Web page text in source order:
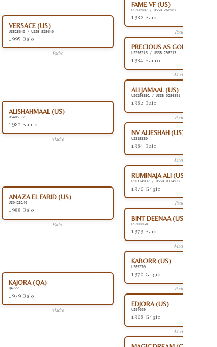
VERSACE (US)
US525640 / USSB 525640
1995 Baio
Padre
FAME VF (US)
US268987 / USSB 268987
1982 Baio
Padre
PRECIOUS AS GOLD (US)
US296213 / USSB 296213
1984 Sauro
Madre
ALISHAHMAAL (US)
US485172
1982 Sauro
Madre
ALI JAMAAL (US)
US0256891 / USSB 0256891
1982 Baio
Padre
NV ALIESHAH (US)
US315380
1984 Baio
Madre
ANAZA EL FARID (US)
US0423140
1988 Baio
Padre
RUMINAJA ALI (US)
US0134937 / USSB 0134937
1976 Grigio
Padre
BINT DEENAA (US)
US200068
1979 Baio
Madre
KAJORA (QA)
QA722
1979 Baio
Madre
KABORR (US)
US69270
1970 Grigio
Padre
EDJORA (US)
US94009
1968 Grigio
Madre